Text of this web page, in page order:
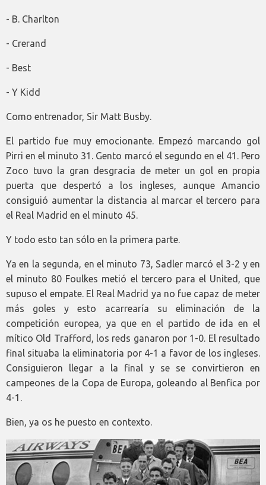
- B. Charlton
- Crerand
- Best
- Y Kidd
Como entrenador, Sir Matt Busby.
El partido fue muy emocionante. Empezó marcando gol
Pirri en el minuto 31. Gento marcó el segundo en el 41. Pero
Zoco tuvo la gran desgracia de meter un gol en propia
puerta que despertó a los ingleses, aunque Amancio
consiguió aumentar la distancia al marcar el tercero para
el Real Madrid en el minuto 45.
Y todo esto tan sólo en la primera parte.
Ya en la segunda, en el minuto 73, Sadler marcó el 3-2 y en
el minuto 80 Foulkes metió el tercero para el United, que
supuso el empate. El Real Madrid ya no fue capaz de meter
más goles y esto acarrearía su eliminación de la
competición europea, ya que en el partido de ida en el
mítico Old Trafford, los reds ganaron por 1-0. El resultado
final situaba la eliminatoria por 4-1 a favor de los ingleses.
Consiguieron llegar a la final y se se convirtieron en
campeones de la Copa de Europa, goleando al Benfica por
4-1.
Bien, ya os he puesto en contexto.